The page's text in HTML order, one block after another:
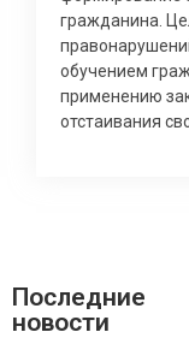
гражданина.
обучением
применению
отстаивания
Последние
новости